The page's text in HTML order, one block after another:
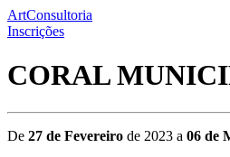
ArtConsultoria
Inscrições
CORAL
De 27 de Fevereiro de 2023 a 06 de